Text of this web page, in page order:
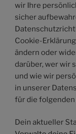
wir Ihre
sicher
Cookie-
ändern oder
darüber, wer wir
und wie wir
in unserer
für die
Dein aktueller